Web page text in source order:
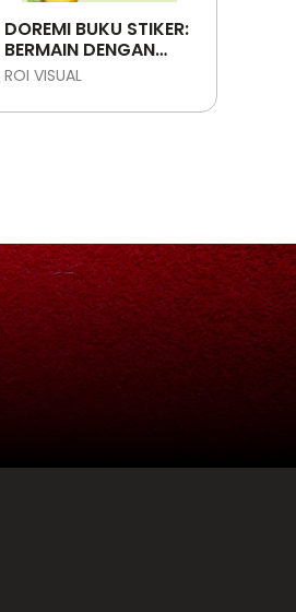
DOREMI BUKU STIKER:
BERMAIN DENGAN
ANGKA
ROI VISUAL